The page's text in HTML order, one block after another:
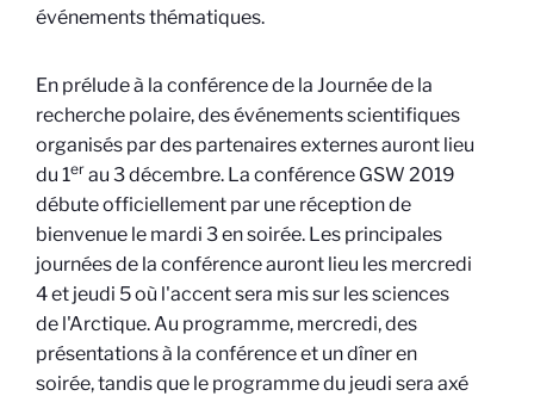
événements thématiques.
En prélude à la conférence de la Journée de la
recherche polaire, des événements scientifiques
organisés par des partenaires externes auront lieu
du 1er au 3 décembre. La conférence GSW 2019
débute officiellement par une réception de
bienvenue le mardi 3 en soirée. Les principales
journées de la conférence auront lieu les mercredi
4 et jeudi 5 où l'accent sera mis sur les sciences
de l'Arctique. Au programme, mercredi, des
présentations à la conférence et un dîner en
soirée, tandis que le programme du jeudi sera axé